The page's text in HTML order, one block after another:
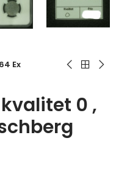
Ex
0 ,